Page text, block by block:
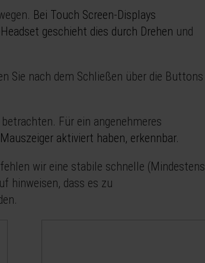
Bei Touch Screen-Displays
geschieht dies durch Drehen und
Sie nach dem Schließen über die Buttons
Für ein angenehmeres
aktiviert haben, erkennbar.
wir eine stabile schnelle (Mindestens
hinweisen, dass es zu